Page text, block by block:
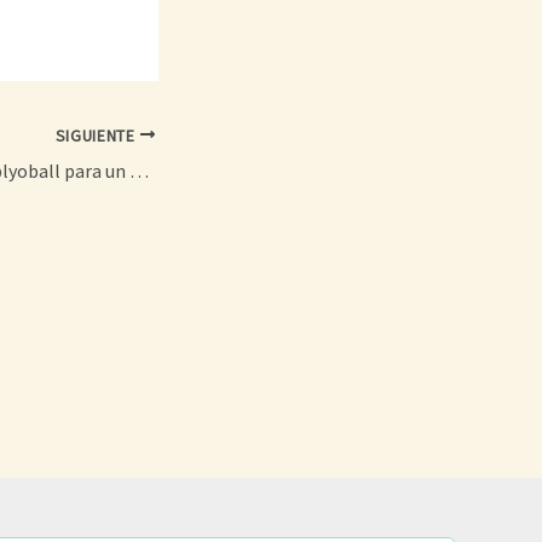
SIGUIENTE
Rutina gratuita de plyoball para un entrenamiento eficaz del lanzamiento